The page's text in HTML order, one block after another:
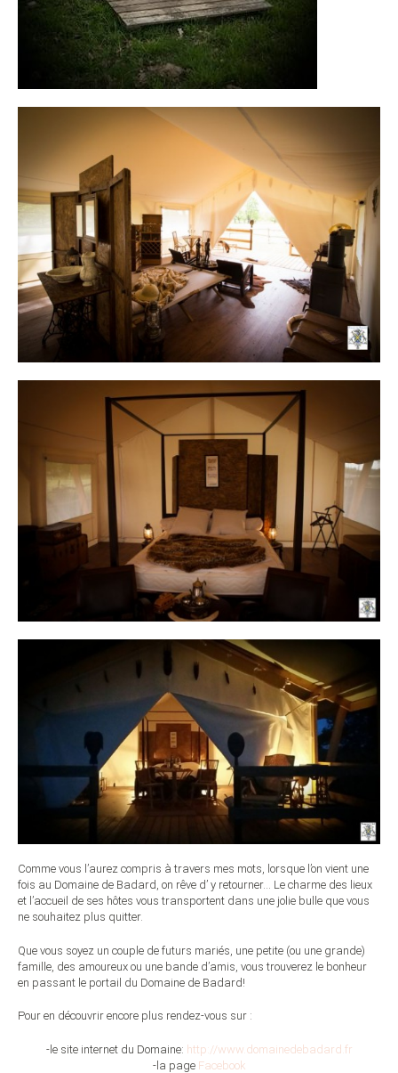
Comme vous l’aurez compris à travers mes mots, lorsque l’on vient une
fois au Domaine de Badard, on rêve d’ y retourner… Le charme des lieux
et l’accueil de ses hôtes vous transportent dans une jolie bulle que vous
ne souhaitez plus quitter.
Que vous soyez un couple de futurs mariés, une petite (ou une grande)
famille, des amoureux ou une bande d’amis, vous trouverez le bonheur
en passant le portail du Domaine de Badard!
Pour en découvrir encore plus rendez-vous sur :
-le site internet du Domaine: http://www.domainedebadard.fr
-la page Facebook